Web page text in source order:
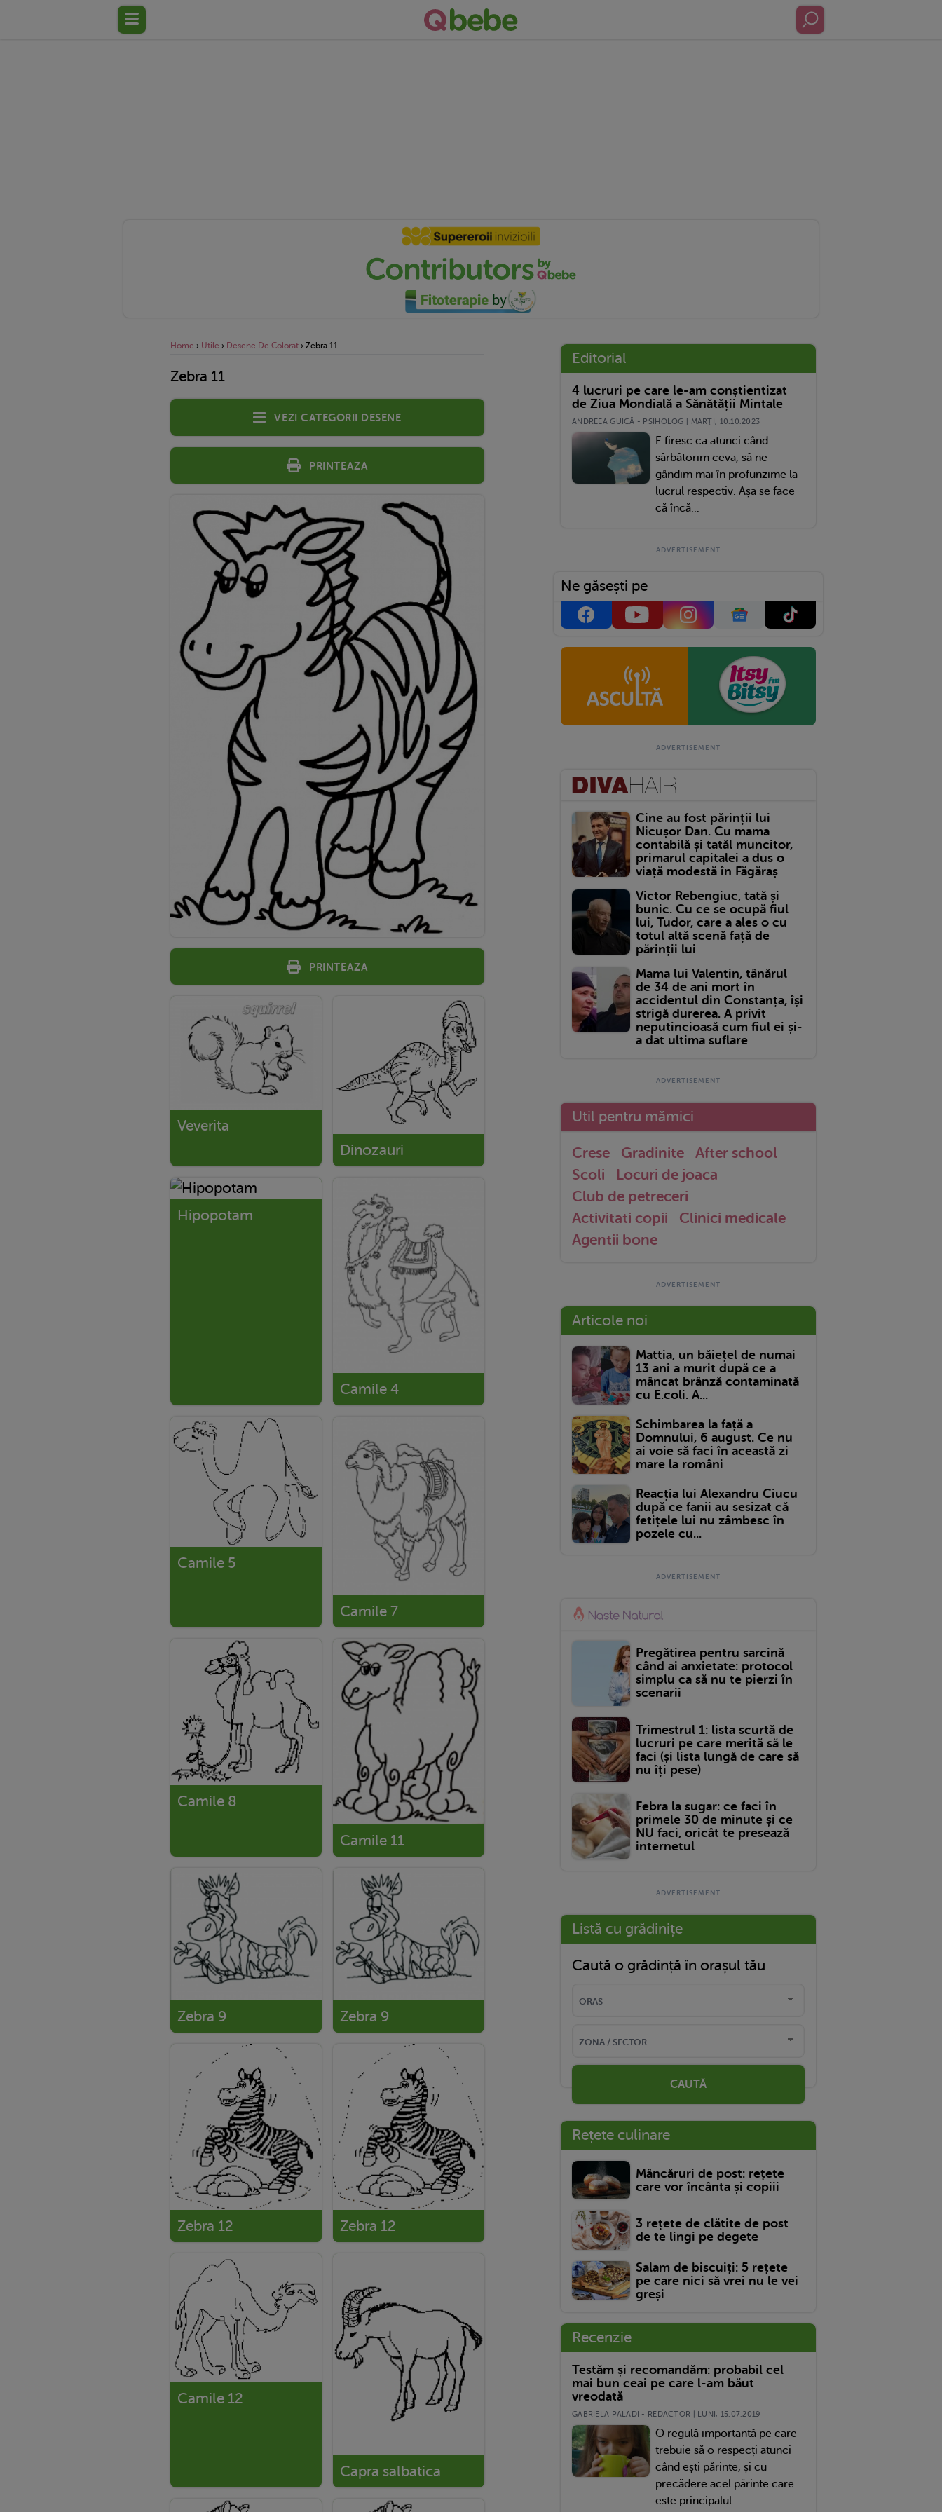
Home › Utile › Desene De Colorat › Zebra 11
Zebra 11
Vezi categorii desene
Printeaza
Printeaza
Veverita
Dinozauri
Hipopotam
Camile 4
Camile 5
Camile 7
Camile 8
Camile 11
Zebra 9 Zebra 9
Zebra 12 Zebra 12
Camile 12
Capra salbatica
Editorial
4 lucruri pe care le-am conștientizat
de Ziua Mondială a Sănătății Mintale
ANDREEA GUICĂ - PSIHOLOG | MARŢI, 10.10.2023
E firesc ca atunci când
sărbătorim ceva, să ne
gândim mai în profunzime la
lucrul respectiv. Așa se face
că încă...
Ne găsești pe
Cine au fost părinții lui
Nicușor Dan. Cu mama
contabilă și tatăl muncitor,
primarul capitalei a dus o
viață modestă în Făgăraș
Victor Rebengiuc, tată și
bunic. Cu ce se ocupă fiul
lui, Tudor, care a ales o cu
totul altă scenă față de
părinții lui
Mama lui Valentin, tânărul
de 34 de ani mort în
accidentul din Constanța, își
strigă durerea. A privit
neputincioasă cum fiul ei și-
a dat ultima suflare
Util pentru mămici
Crese Gradinite
After school
Scoli
Locuri de joaca
Club de petreceri
Activitati copii
Clinici medicale
Agentii bone
Articole noi
Mattia, un băiețel de numai
13 ani a murit după ce a
mâncat brânză contaminată
cu E.coli. A...
Schimbarea la față a
Domnului, 6 august. Ce nu
ai voie să faci în această zi
mare la români
Reacția lui Alexandru Ciucu
după ce fanii au sesizat că
fetițele lui nu zâmbesc în
pozele cu...
Pregătirea pentru sarcină
când ai anxietate: protocol
simplu ca să nu te pierzi în
scenarii
Trimestrul 1: lista scurtă de
lucruri pe care merită să le
faci (și lista lungă de care să
nu îți pese)
Febra la sugar: ce faci în
primele 30 de minute și ce
NU faci, oricât te presează
internetul
Listă cu grădinițe
Caută o grădință în orașul tău
CAUTĂ
Rețete culinare
Mâncăruri de post: rețete
care vor încânta și copiii
3 rețete de clătite de post
de te lingi pe degete
Salam de biscuiți: 5 rețete
pe care nici să vrei nu le vei
greși
Recenzie
Testăm și recomandăm: probabil cel
mai bun ceai pe care l-am băut
vreodată
GABRIELA PALADI - REDACTOR | LUNI, 15.07.2019
O regulă importantă pe care
trebuie să o respecți atunci
când ești părinte, și cu
precădere acel părinte care
este principalul...